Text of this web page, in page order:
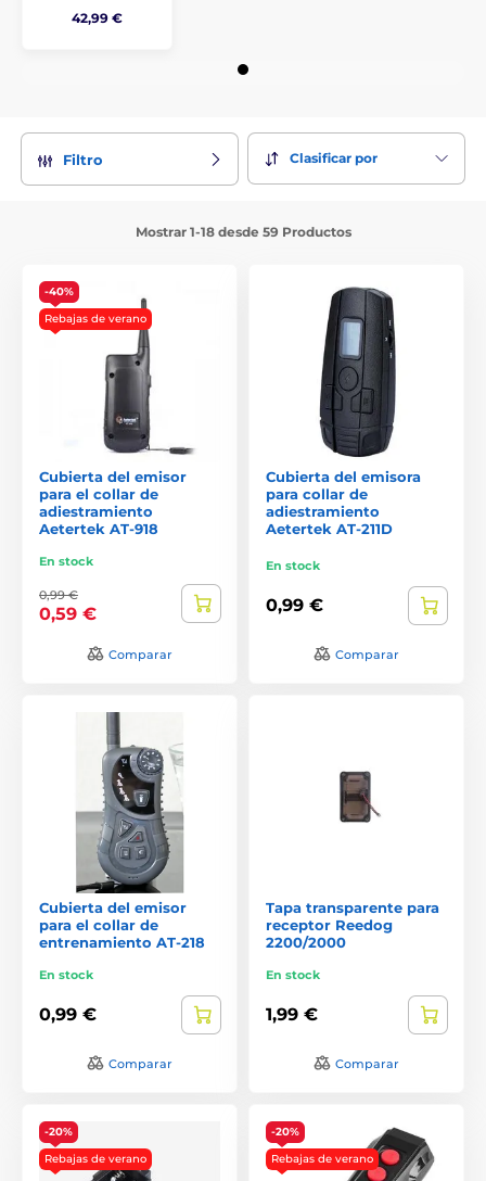
42,99 €
Filtro Clasificar por
Mostrar 1-18 desde 59 Productos
-40%
Rebajas de verano
Cubierta del emisor
para el collar de
adiestramiento
Aetertek AT-918
En stock
0,99 €
0,59 €
Comparar
Cubierta del emisora
para collar de
adiestramiento
Aetertek AT-211D
En stock
0,99 €
Comparar
Cubierta del emisor
para el collar de
entrenamiento AT-218
En stock
0,99 €
Comparar
Tapa transparente para
receptor Reedog
2200/2000
En stock
1,99 €
Comparar
-20%
Rebajas de verano
-20%
Rebajas de verano